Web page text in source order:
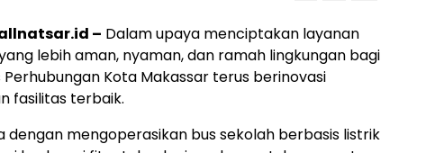
allnatsar.id – Dalam upaya menciptakan layanan
lebih aman, nyaman, dan ramah lingkungan bagi
Perhubungan Kota Makassar terus berinovasi
fasilitas terbaik.
dengan mengoperasikan bus sekolah berbasis listrik